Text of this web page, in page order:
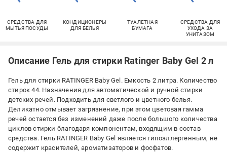
СРЕДСТВА ДЛЯ
МЫТЬЯ ПОСУДЫ
КОНДИЦИОНЕРЫ
ДЛЯ БЕЛЬЯ
ТУАЛЕТНАЯ
БУМАГА
СРЕДСТВА ДЛЯ
УХОДА ЗА
УНИТАЗОМ
Описание Гель для стирки Ratinger Baby Gel 2 л
Гель для стирки RATINGER Baby Gel. Емкость 2 литра. Количество
стирок 44. Назначения для автоматической и ручной стирки
детских речей. Подходить для светлого и цветного белья.
Деликатно отмывает загрязнение, при этом цветовая гамма
речей остается без изменений даже после большого количества
циклов стирки благодаря компонентам, входящим в состав
средства. Гель RATINGER Baby Gel является гипоаллергенным, не
содержит красителей, ароматизаторов и фосфатов.